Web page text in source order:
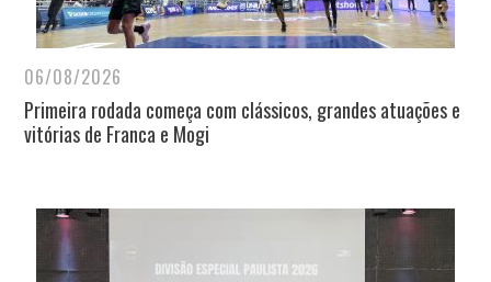
06/08/2026
Primeira rodada começa com clássicos, grandes atuações e
vitórias de Franca e Mogi